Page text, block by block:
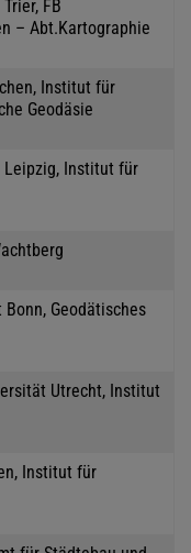
FB
– Abt.Kartographie
Institut für
Geodäsie
Leipzig, Institut für
Geodätisches
Utrecht, Institut
Institut für